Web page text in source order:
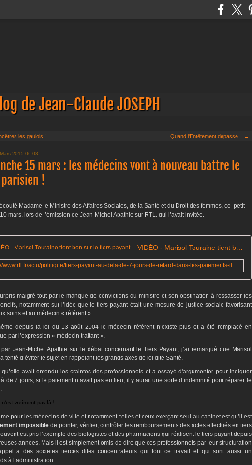
de Jean-Claude JOSEPH
les gaulois ! Quand l'Entêtement dépasse... →
2015 06:03
15 mars : les médecins vont à nouveau battre le
!
Madame le Ministre des Affaires Sociales, de la Santé et du Droit des femmes, ce petit
mars, lors de l’émission de Jean-Michel Apathie sur RTL, qui l’avait invitée.
http://www.rtl.fr/actu/politique/tiers-payant-au-dela-de-7-jours-de-retard-dans-les-paiements-il-y-aura-des-sanctions-dit-marisol-touraine-7776951149
malgré tout par le manque de convictions du ministre et son obstination à ressasser les
notamment sur l’idée que le tiers-payant était une mesure de justice sociale favorisant
soins et au médecin « référent ».
depuis la loi du 13 août 2004 le médecin référent n’existe plus et a été remplacé en
par l’expression « médecin traitant ».
par Jean-Michel Apathie sur le débat concernant le Tiers Payant, j’ai remarqué que Marisol
tenté d’éviter le sujet en rappelant les grands axes de loi dite Santé.
qu’elle avait entendu les craintes des professionnels et a essayé d'argumenter pour indiquer
de 7 jours, si le paiement n’avait pas eu lieu, il y aurait une sorte d’indemnité pour réparer le
n’est vraiment pas là !
pour les médecins de ville et notamment celles et ceux exerçant seul au cabinet est qu’il est
impossiblede pointer, vérifier, contrôler les remboursements des actes effectués en tiers
est pris l’exemple des biologistes et des pharmaciens qui réalisent le tiers payant depuis
années. Mais il est simplement omis de dire que ces professionnels par leur structuration
à des sociétés tierces dites concentrateurs qui font ce travail et qui sont aussi un
à l’administration.